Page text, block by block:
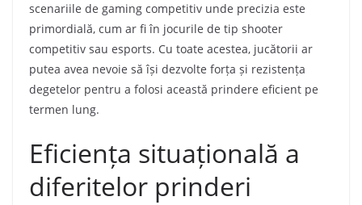
scenariile de gaming competitiv unde precizia este
primordială, cum ar fi în jocurile de tip shooter
competitiv sau esports. Cu toate acestea, jucătorii ar
putea avea nevoie să își dezvolte forța și rezistența
degetelor pentru a folosi această prindere eficient pe
termen lung.
Eficiența situațională a
diferitelor prinderi